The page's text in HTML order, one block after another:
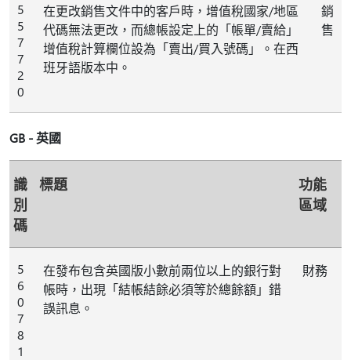
5
5
7
7
2
0
在更改銷售文件中的客戶時，增值稅國家/地區
代碼無法更改，而總帳設定上的「帳單/賣給」
增值稅計算欄位設為「賣出/買入號碼」。在西
班牙語版本中。
銷
售
GB - 英國
識
別
碼
標題
功能
區域
5
6
0
7
8
1
在發布包含英國版小數前兩位以上的銀行對
帳時，出現「結帳結餘必須等於總餘額」錯
誤訊息。
財務